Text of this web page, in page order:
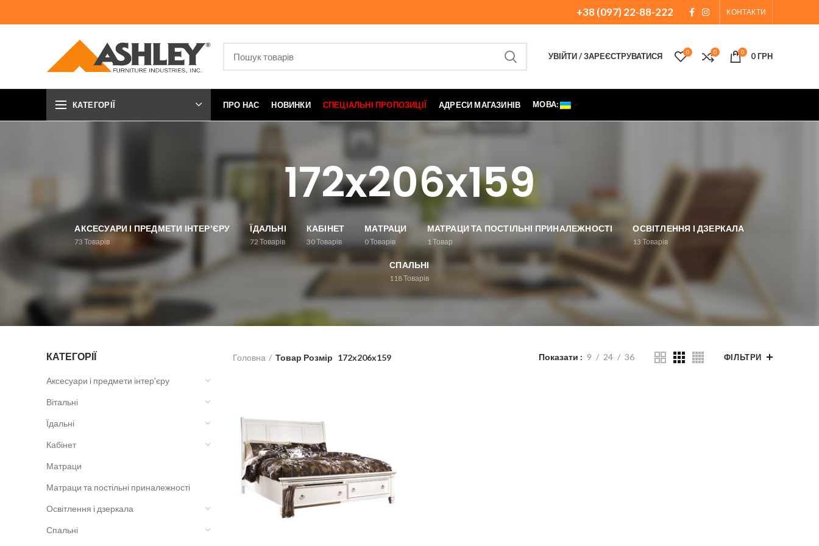
+38 (097) 22-88-222 КОНТАКТИ
УВІЙТИ / ЗАРЕЄСТРУВАТИСЯ 0 0 0 0ГРН
КАТЕГОРІЇ ПРО НАС НОВИНКИ СПЕЦІАЛЬНІ ПРОПОЗИЦІЇ АДРЕСИ МАГАЗИНІВ МОВА:
172x206x159
АКСЕСУАРИ І ПРЕДМЕТИ ІНТЕР'ЄРУ
73 Товарів
ЇДАЛЬНІ
72 Товарів
КАБІНЕТ
30Товарів
МАТРАЦИ
0Товарів
МАТРАЦИ ТА ПОСТІЛЬНІ ПРИНАЛЕЖНОСТІ
1Товар
ОСВІТЛЕННЯ І ДЗЕРКАЛА
13 Товарів
СПАЛЬНІ
118Товарів
КАТЕГОРІЇ
Аксесуари і предмети інтер'єру
Вітальні
Їдальні
Кабінет
Матраци
Матраци та постільні приналежності
Освітлення і дзеркала
Спальні
Головна Товар Розмір 172x206x159 Показати 9 24 36 ФІЛЬТРИ